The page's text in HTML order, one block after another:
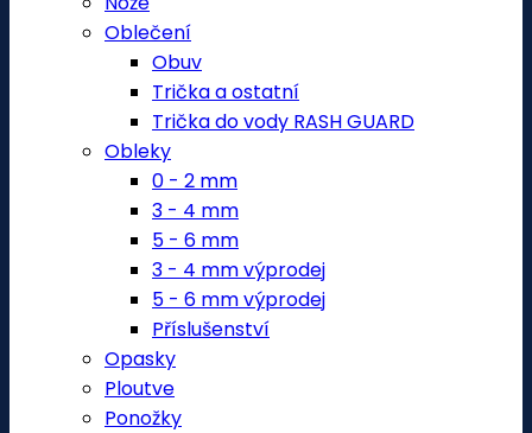
Oblečení
Obuv
Trička a ostatní
Trička do vody RASH GUARD
Obleky
0 - 2 mm
3 - 4 mm
5 - 6 mm
3 - 4 mm výprodej
5 - 6 mm výprodej
Příslušenství
Opasky
Ploutve
Ponožky